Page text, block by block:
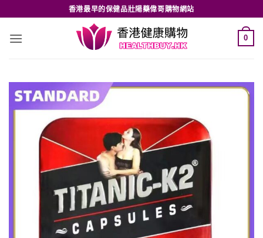
to
content
香港最早的保健品壯陽藥偉哥購物網站
0